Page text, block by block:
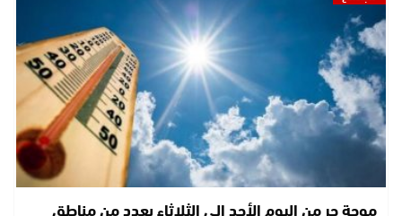
موجة حر من اليوم الأحد إلى الثلاثاء بعدد من مناطق